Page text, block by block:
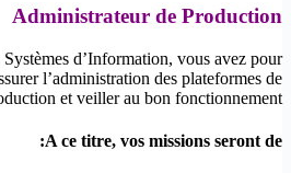
Administrateur de Production
d’Information, vous avez pour
l’administration des plateformes de
et veiller au bon fonctionnement.
A ce titre, vos missions seront de: